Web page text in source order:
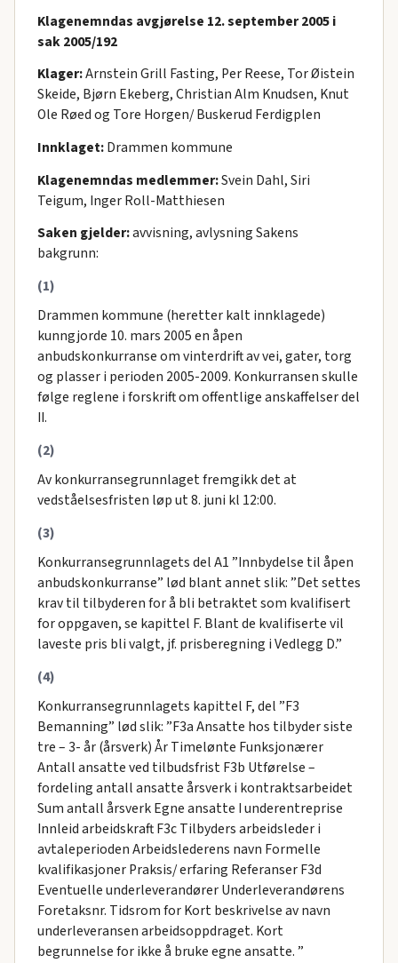
Klagenemndas avgjørelse 12. september 2005 i
sak 2005/192
Klager:Arnstein Grill Fasting, Per Reese, Tor Øistein
Skeide, Bjørn Ekeberg, Christian Alm Knudsen, Knut
Ole Røed og Tore Horgen/ Buskerud Ferdigplen
Innklaget:Drammen kommune
Klagenemndas medlemmer:Svein Dahl, Siri
Teigum, Inger Roll-Matthiesen
Saken gjelder:avvisning, avlysning Sakens
bakgrunn:
(1)
Drammen kommune (heretter kalt innklagede)
kunngjorde 10. mars 2005 en åpen
anbudskonkurranse om vinterdrift av vei, gater, torg
og plasser i perioden 2005-2009. Konkurransen skulle
følge reglene i forskrift om offentlige anskaffelser del
II.
(2)
Av konkurransegrunnlaget fremgikk det at
vedståelsesfristen løp ut 8. juni kl 12:00.
(3)
Konkurransegrunnlagets del A1 ”Innbydelse til åpen
anbudskonkurranse” lød blant annet slik: ”Det settes
krav til tilbyderen for å bli betraktet som kvalifisert
for oppgaven, se kapittel F. Blant de kvalifiserte vil
laveste pris bli valgt, jf. prisberegning i Vedlegg D.”
(4)
Konkurransegrunnlagets kapittel F, del ”F3
Bemanning” lød slik: ”F3a Ansatte hos tilbyder siste
tre – 3- år (årsverk) År Timelønte Funksjonærer
Antall ansatte ved tilbudsfrist F3b Utførelse –
fordeling antall ansatte årsverk i kontraktsarbeidet
Sum antall årsverk Egne ansatte I underentreprise
Innleid arbeidskraft F3c Tilbyders arbeidsleder i
avtaleperioden Arbeidslederens navn Formelle
kvalifikasjoner Praksis/ erfaring Referanser F3d
Eventuelle underleverandører Underleverandørens
Foretaksnr. Tidsrom for Kort beskrivelse av navn
underleveransen arbeidsoppdraget. Kort
begrunnelse for ikke å bruke egne ansatte. ”